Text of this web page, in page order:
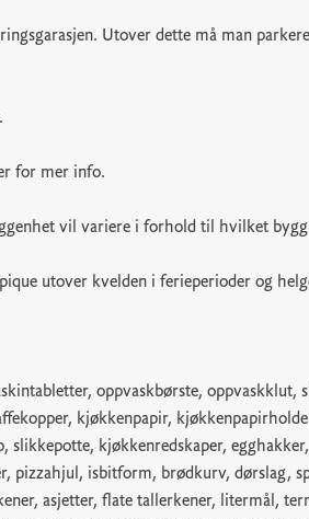
Utover dette må man
for mer info.
vil variere i forhold til hvilket
utover kvelden i ferieperioder og
oppvaskbørste, oppvaskklut,
kjøkkenpapir,
slikkepotte, kjøkkenredskaper,
pizzahjul, isbitform, brødkurv, dørslag,
asjetter, flate tallerkener, litermål,